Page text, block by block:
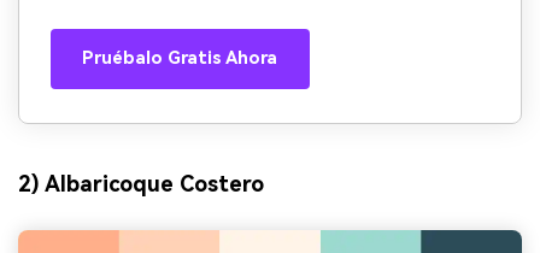
Pruébalo Gratis Ahora
2) Albaricoque Costero